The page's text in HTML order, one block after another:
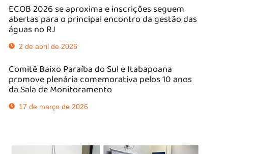
ECOB 2026 se aproxima e inscrições seguem
abertas para o principal encontro da gestão das
águas no RJ
2 de abril de 2026
Comitê Baixo Paraíba do Sul e Itabapoana
promove plenária comemorativa pelos 10 anos
da Sala de Monitoramento
17 de março de 2026